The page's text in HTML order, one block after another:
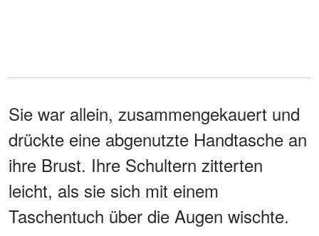
Sie war allein, zusammengekauert und
drückte eine abgenutzte Handtasche an
ihre Brust. Ihre Schultern zitterten
leicht, als sie sich mit einem
Taschentuch über die Augen wischte.